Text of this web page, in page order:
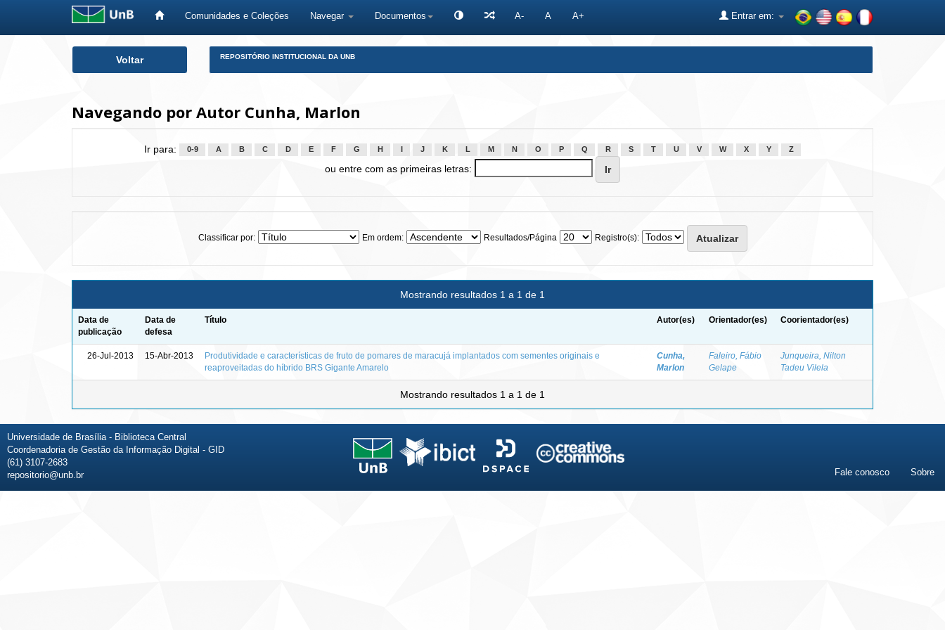
Comunidades e Coleções Navegar Documentos A- A A+ Entrar em:
Voltar REPOSITÓRIO INSTITUCIONAL DA UNB
Navegando por Autor Cunha, Marlon
Ir para: 0-9 A B C D E F G H J K L M N O P Q R S T U V W X Y Z
ou entre com as primeiras letras:
Classificar por: Em ordem: Resultados/Página Registro(s):
Mostrando resultados 1 a 1 de 1
Data de
publicação
Data de
defesa
Título Autor(es) Orientador(es) Coorientador(es)
26-Jul-2013 15-Abr-2013
Produtividade e características de fruto de pomares de maracujá implantados com sementes originais e
reaproveitadas do híbrido BRS Gigante Amarelo
Cunha,
Marlon
Faleiro, Fábio
Gelape
Junqueira, Nilton
Tadeu Vilela
Mostrando resultados 1 a 1 de 1
Universidade de Brasília - Biblioteca Central
Coordenadoria de Gestão da Informação Digital - GID
(61) 3107-2683
repositorio@unb.br
Fale conosco Sobre